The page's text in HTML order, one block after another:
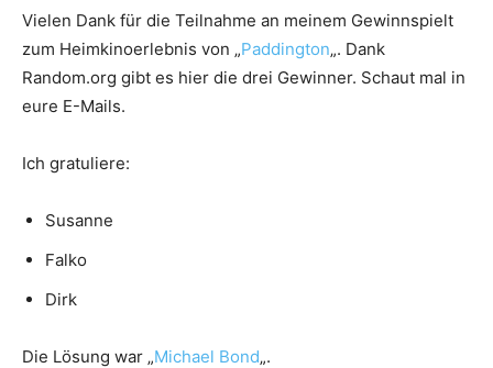
Vielen Dank für die Teilnahme an meinem Gewinnspielt
zum Heimkinoerlebnis von „Paddington„. Dank
Random.org gibt es hier die drei Gewinner. Schaut mal in
eure E-Mails.
Ich gratuliere:
Susanne
Falko
Dirk
Die Lösung war „Michael Bond„.